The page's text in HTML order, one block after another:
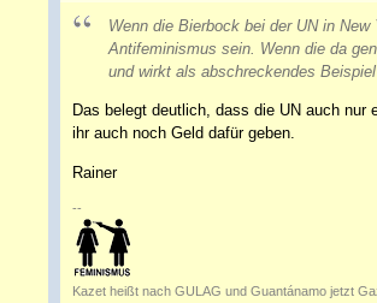
Wenn die Bierbock bei der UN in
Antifeminismus sein. Wenn die da
und wirkt als abschreckendes
Das belegt deutlich, dass die UN auch
ihr auch noch Geld dafür geben.
Rainer
--
Kazet heißt nach GULAG und Guantánamo jetzt